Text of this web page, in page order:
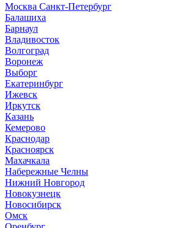
Москва Санкт-Петербург
Балашиха
Барнаул
Владивосток
Волгоград
Воронеж
Выборг
Екатеринбург
Ижевск
Иркутск
Казань
Кемерово
Краснодар
Красноярск
Махачкала
Набережные Челны
Нижний Новгород
Новокузнецк
Новосибирск
Омск